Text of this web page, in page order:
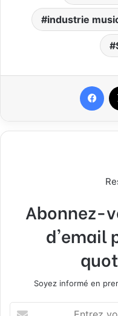
industrie
Abonnez-
d'email
Soyez informé en